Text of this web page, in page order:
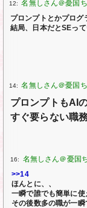
12:
プロンプトとかプログ
結局、日本だとSEっ
14:
プロンプトもAI
すぐ要らない職
16:
>>14
ほんとに、、
一瞬で誰でも簡単に使
その後数多の職が一